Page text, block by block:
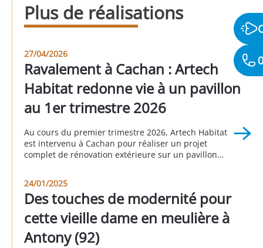
Plus de réalisations
27/04/2026
Ravalement à Cachan : Artech
Habitat redonne vie à un pavillon
au 1er trimestre 2026
Au cours du premier trimestre 2026, Artech Habitat
est intervenu à Cachan pour réaliser un projet
complet de rénovation extérieure sur un pavillon
valoriser un bien immobilier, améliorer sa durabilité
et moderniser son apparence. Grâce à une
intervention globale comprenant le traitement de la
[…]
24/01/2025
Des touches de modernité pour
cette vieille dame en meulière à
Antony (92)